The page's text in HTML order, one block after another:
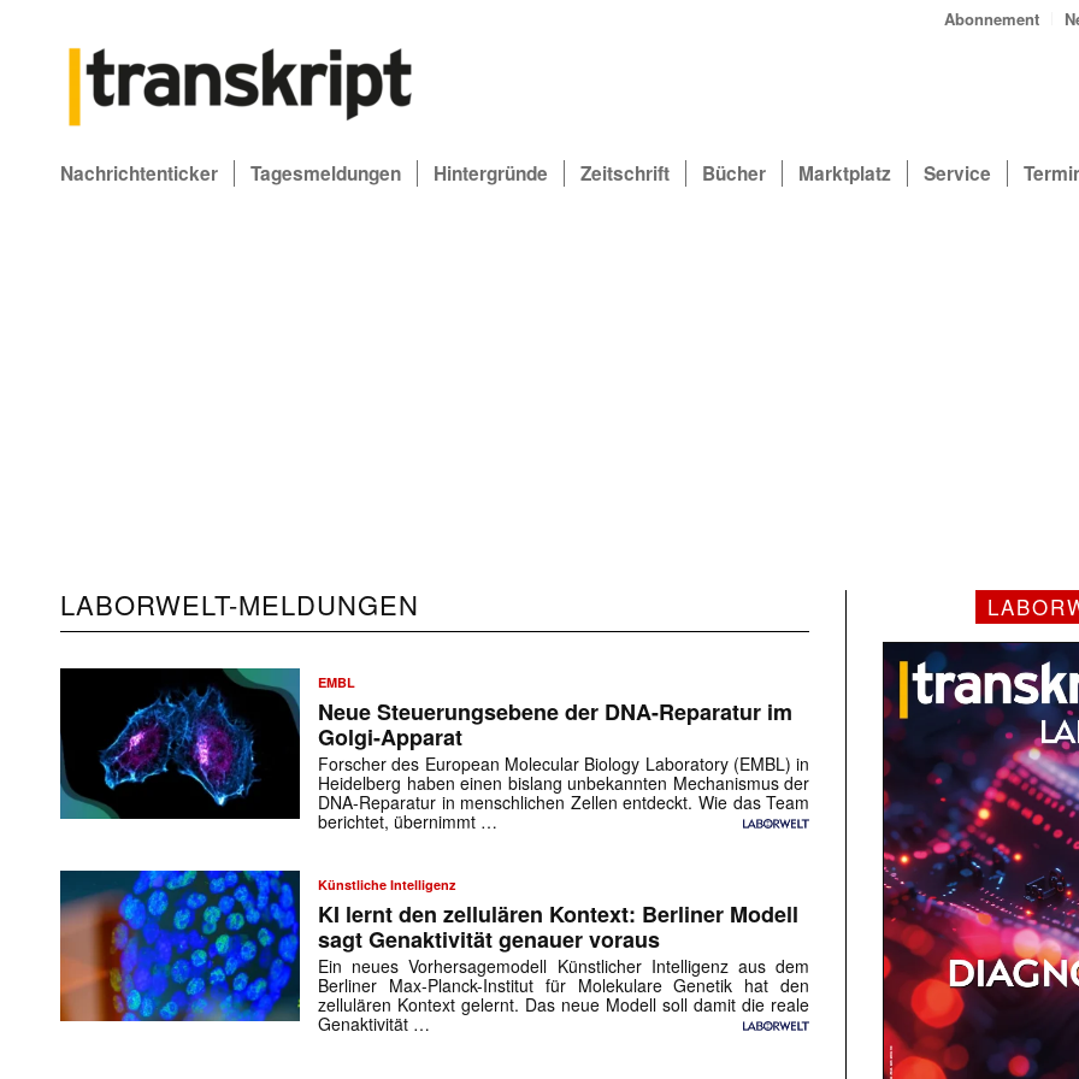
Abonnement
Nachrichtenticker Tagesmeldungen Hintergründe Zeitschrift Bücher Marktplatz Service
LABORWELT-MELDUNGEN
EMBL
Neue Steuerungsebene der DNA-Reparatur im
Golgi-Apparat
Forscher des European Molecular Biology Laboratory (EMBL) in
Heidelberg haben einen bislang unbekannten Mechanismus der
DNA-Reparatur in menschlichen Zellen entdeckt. Wie das Team
berichtet, übernimmt …
Künstliche Intelligenz
KI lernt den zellulären Kontext: Berliner Modell
sagt Genaktivität genauer voraus
Ein neues Vorhersagemodell Künstlicher Intelligenz aus dem
Berliner Max-Planck-Institut für Molekulare Genetik hat den
zellulären Kontext gelernt. Das neue Modell soll damit die reale
Genaktivität …